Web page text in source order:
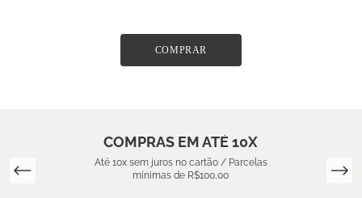
COMPRAR
COMPRAS EM ATÉ 10X
Até 10x sem juros no cartão / Parcelas
mínimas de R$100,00